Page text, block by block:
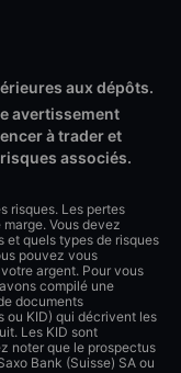
aux dépôts.
avertissement
à trader et
associés.
risques. Les pertes
Vous devez
et quels types de risques
pouvez vous
argent. Pour vous
compilé une
documents
ou KID) qui décrivent les
Les KID sont
noter que le prospectus
Bank (Suisse) SA ou